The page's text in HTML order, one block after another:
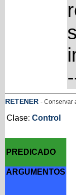
RETENER - Conservar
Clase: Control
PREDICADO
ARGUMENTOS